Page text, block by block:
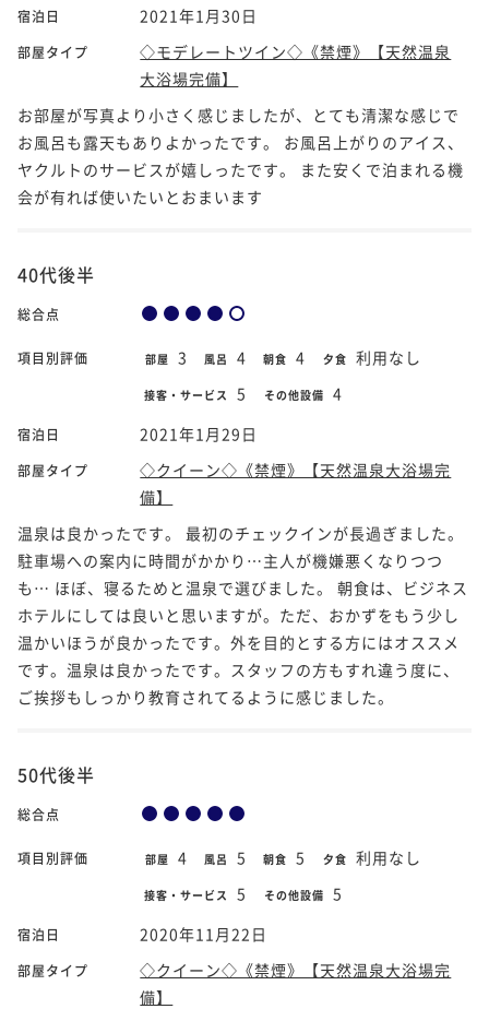
宿泊日 2021年1月30日
部屋タイプ
◇モデレートツイン◇《禁煙》【天然温泉
大浴場完備】
お部屋が写真より小さく感じましたが、とても清潔な感じで
お風呂も露天もありよかったです。 お風呂上がりのアイス、
ヤクルトのサービスが嬉しったです。 また安くで泊まれる機
会が有れば使いたいとおまいます
40代後半
総合点
項目別評価 部屋 3 風呂 4 朝食 4 夕食 利用なし
接客・サービス 5 その他設備 4
宿泊日 2021年1月29日
部屋タイプ
◇クイーン◇《禁煙》【天然温泉大浴場完
備】
温泉は良かったです。 最初のチェックインが長過ぎました。
駐車場への案内に時間がかかり…主人が機嫌悪くなりつつ
も… ほぼ、寝るためと温泉で選びました。 朝食は、ビジネス
ホテルにしては良いと思いますが。ただ、おかずをもう少し
温かいほうが良かったです。外を目的とする方にはオススメ
です。温泉は良かったです。スタッフの方もすれ違う度に、
ご挨拶もしっかり教育されてるように感じました。
50代後半
総合点
項目別評価 部屋 4 風呂 5 朝食 5 夕食 利用なし
接客・サービス 5 その他設備 5
宿泊日 2020年11月22日
部屋タイプ
◇クイーン◇《禁煙》【天然温泉大浴場完
備】